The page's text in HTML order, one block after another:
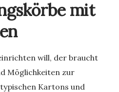
mit
will, der braucht
Möglichkeiten zur
Kartons und